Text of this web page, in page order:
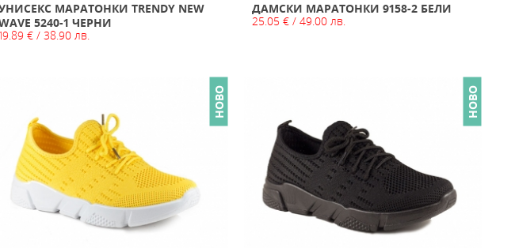
МАРАТОНКИ TRENDY NEW
5240-1 ЧЕРНИ
€ / 38.90 лв.
ДАМСКИ МАРАТОНКИ 9158-2 БЕЛИ
25.05 € / 49.00 лв.
НОВО НОВО